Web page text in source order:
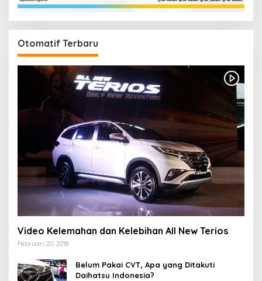
Otomatif Terbaru
Video Kelemahan dan Kelebihan All New Terios
Februari 20, 2018
Belum Pakai CVT, Apa yang Ditakuti
Daihatsu Indonesia?